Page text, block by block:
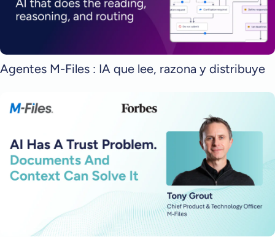
Agentes M-Files : IA que lee, razona y distribuye